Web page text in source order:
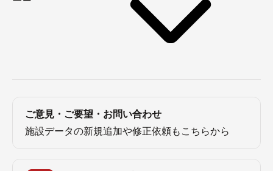
ご意見・ご要望・お問い合わせ
施設データの新規追加や修正依頼もこちらから